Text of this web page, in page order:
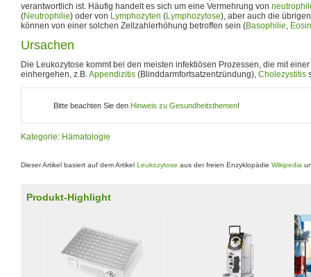
verantwortlich ist. Häufig handelt es sich um eine Vermehrung von
(Neutrophilie) oder von Lymphozyten (Lymphozytose), aber auch die
können von einer solchen Zellzahlerhöhung betroffen sein (Basophilie,
Ursachen
Die Leukozytose kommt bei den meisten infektiösen Prozessen, die mit
einhergehen, z.B.Appendizitis (Blinddarmfortsatzentzündung), Cholezystitis
Bitte beachten Sie den Hinweis zu Gesundheitsthemen!
Kategorie: Hämatologie
Dieser Artikel basiert auf dem Artikel Leukozytose aus der freien Enzyklopädie Wikipedia
Produkt-Highlight